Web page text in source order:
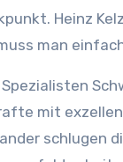
Heinz
man
mit
schlugen